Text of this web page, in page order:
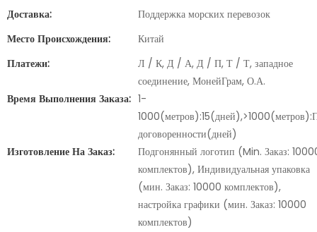
Доставка:
Поддержка морских перевозок
Место Происхождения:
Китай
Платежи:
Л / К, Д / А, Д / П, Т / Т, западное
соединение, МонейГрам, О.А.
Время Выполнения Заказа: 1-
договоренности(дней)
Изготовление На Заказ:
Подгонянный логотип (Min. Заказ:
комплектов), Индивидуальная упаковка
(мин. Заказ: 10000 комплектов),
настройка графики (мин. Заказ: 10000
комплектов)